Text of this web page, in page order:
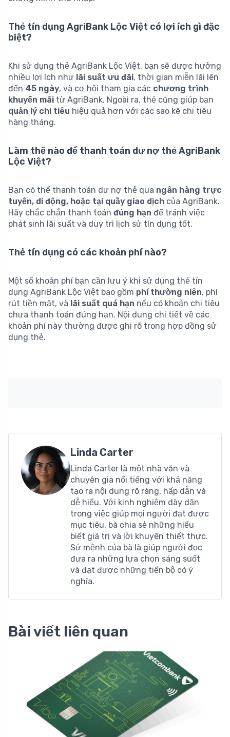
Thẻ tín dụng AgriBank Lộc Việt có lợi ích gì đặc
biệt?
Khi sử dụng thẻ AgriBank Lộc Việt, bạn sẽ được hưởng
nhiều lợi ích như lãi suất ưu đãi, thời gian miễn lãi lên
đến 45 ngày, và cơ hội tham gia các chương trình
khuyến mãi từ AgriBank. Ngoài ra, thẻ cũng giúp bạn
quản lý chi tiêu hiệu quả hơn với các sao kê chi tiêu
hàng tháng.
Làm thế nào để thanh toán dư nợ thẻ AgriBank
Lộc Việt?
Bạn có thể thanh toán dư nợ thẻ qua ngân hàng trực
tuyến, di động, hoặc tại quầy giao dịch của AgriBank.
Hãy chắc chắn thanh toán đúng hạn để tránh việc
phát sinh lãi suất và duy trì lịch sử tín dụng tốt.
Thẻ tín dụng có các khoản phí nào?
Một số khoản phí bạn cần lưu ý khi sử dụng thẻ tín
dụng AgriBank Lộc Việt bao gồm phí thường niên, phí
rút tiền mặt, và lãi suất quá hạn nếu có khoản chi tiêu
chưa thanh toán đúng hạn. Nội dung chi tiết về các
khoản phí này thường được ghi rõ trong hợp đồng sử
dụng thẻ.
Linda Carter
Linda Carter là một nhà văn và
chuyên gia nổi tiếng với khả năng
tạo ra nội dung rõ ràng, hấp dẫn và
dễ hiểu. Với kinh nghiệm dày dặn
trong việc giúp mọi người đạt được
mục tiêu, bà chia sẻ những hiểu
biết giá trị và lời khuyên thiết thực.
Sứ mệnh của bà là giúp người đọc
đưa ra những lựa chọn sáng suốt
và đạt được những tiến bộ có ý
nghĩa.
Bài viết liên quan